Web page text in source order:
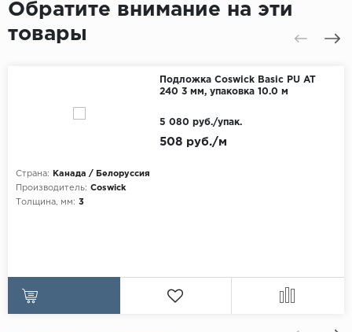
Обратите внимание на эти
товары
Подложка Coswick Basic PU AT
240 3 мм, упаковка 10.0 м
Страна:
Канада / Белоруссия
Производитель: Coswick
Толщина, мм: 3
508 руб./м
5 080 руб./упак.